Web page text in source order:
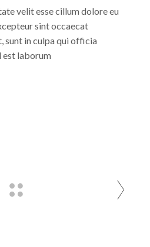
velit esse cillum dolore eu
sint occaecat
sunt in culpa qui officia
est laborum